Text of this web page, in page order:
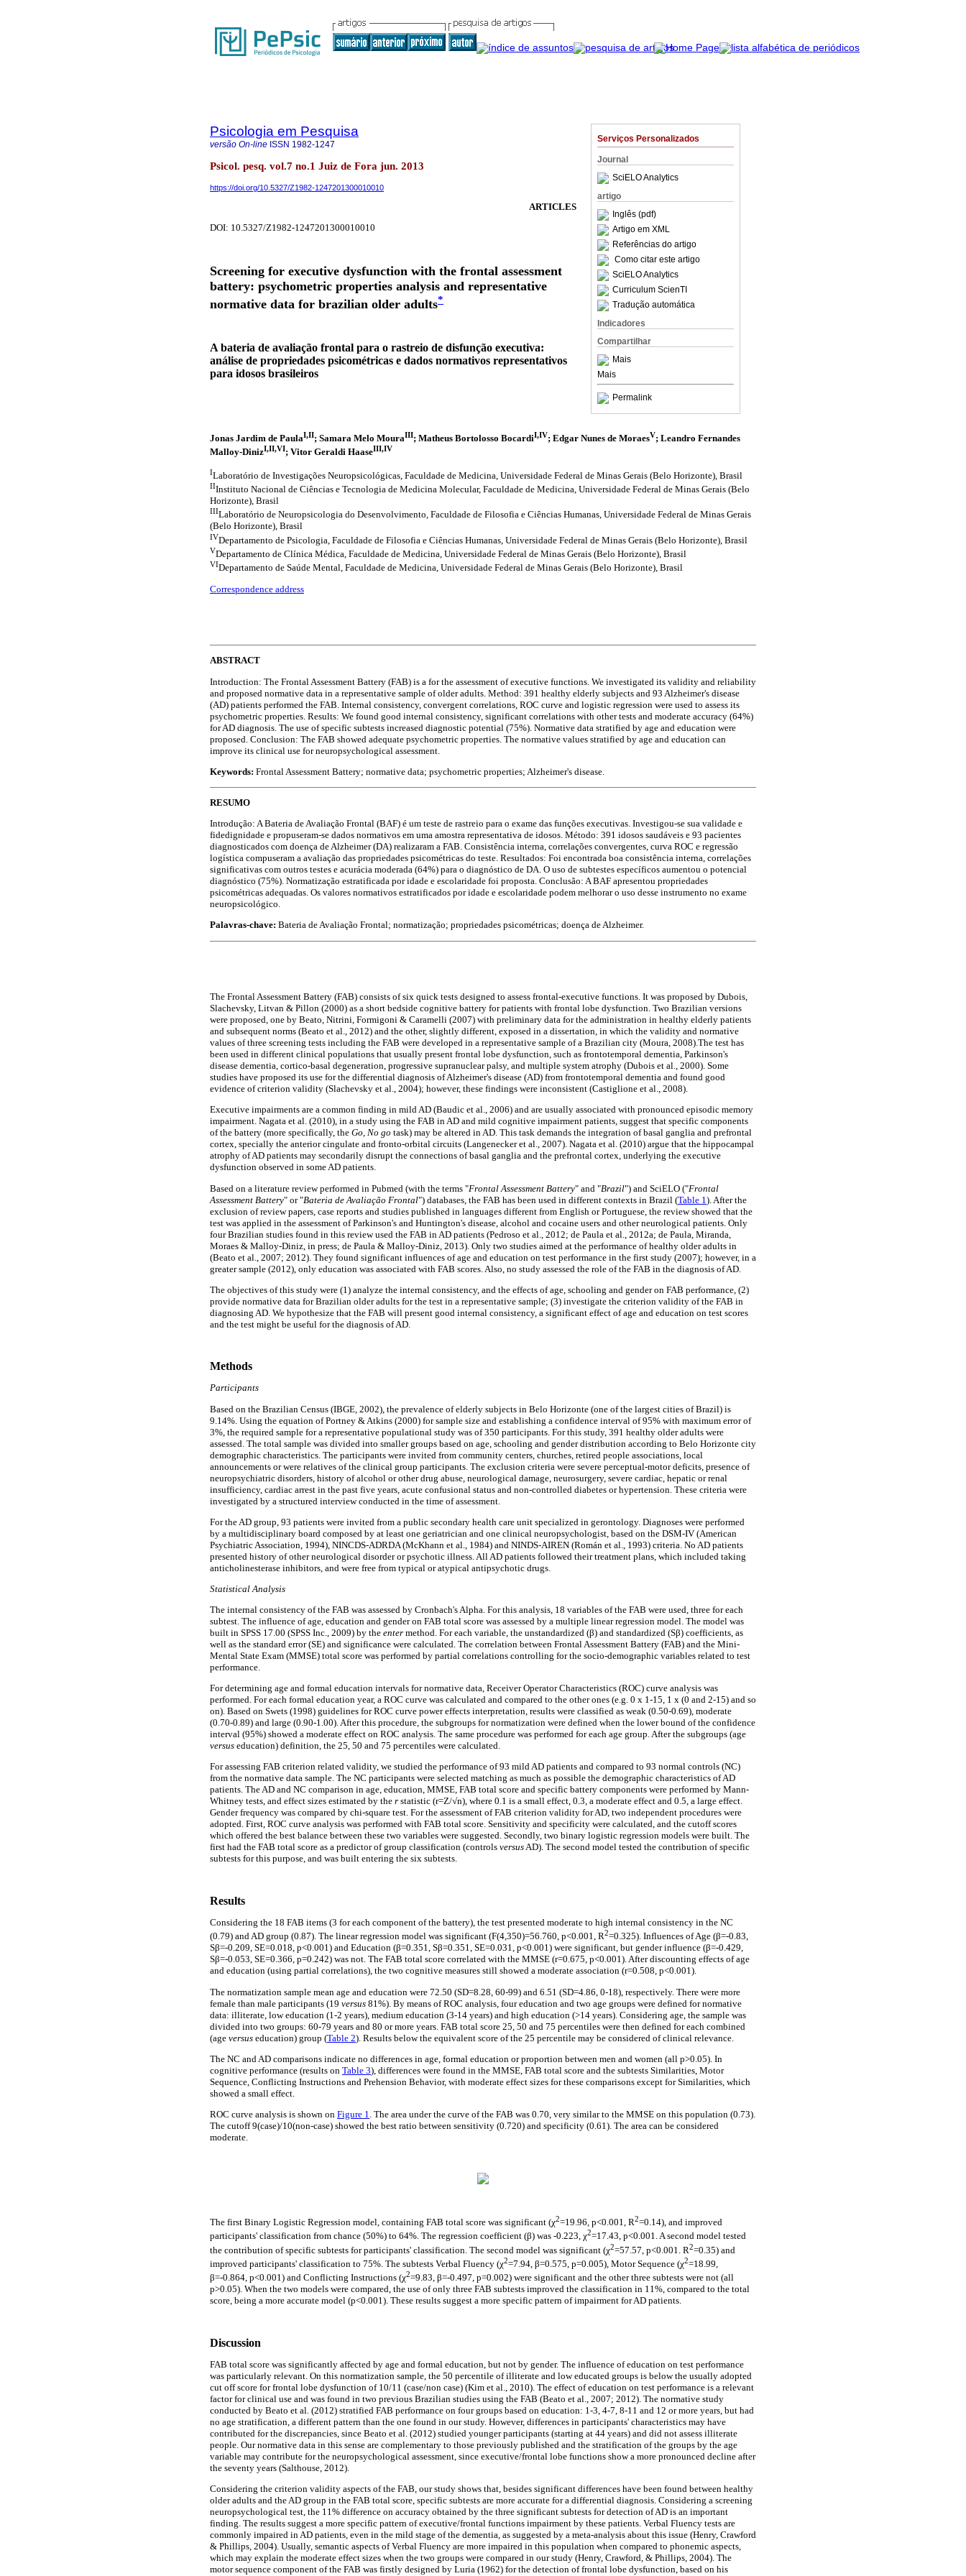
Serviços Personalizados
Journal
SciELO Analytics
artigo
Inglês (pdf)
Artigo em XML
Referências do artigo
Como citar este artigo
SciELO Analytics
Curriculum ScienTI
Tradução automática
Indicadores
Compartilhar
Mais
Mais
Permalink
Psicologia em Pesquisa
versão On-line ISSN 1982-1247
Psicol. pesq. vol.7 no.1 Juiz de Fora jun. 2013
https://doi.org/10.5327/Z1982-1247201300010010
ARTICLES
DOI: 10.5327/Z1982-1247201300010010
Screening for executive dysfunction with the frontal assessment
battery: psychometric properties analysis and representative
normative data for brazilian older adults*
A bateria de avaliação frontal para o rastreio de disfunção executiva:
análise de propriedades psicométricas e dados normativos representativos
para idosos brasileiros
Jonas Jardim de PaulaI,II; Samara Melo MouraIII; Matheus Bortolosso BocardiI,IV; Edgar Nunes de MoraesV; Leandro Fernandes
Malloy-DinizI,II,VI; Vitor Geraldi HaaseIII,IV
ILaboratório de Investigações Neuropsicológicas, Faculdade de Medicina, Universidade Federal de Minas Gerais (Belo Horizonte), Brasil
IIInstituto Nacional de Ciências e Tecnologia de Medicina Molecular, Faculdade de Medicina, Universidade Federal de Minas Gerais (Belo
Horizonte), Brasil
IIILaboratório de Neuropsicologia do Desenvolvimento, Faculdade de Filosofia e Ciências Humanas, Universidade Federal de Minas Gerais
(Belo Horizonte), Brasil
IVDepartamento de Psicologia, Faculdade de Filosofia e Ciências Humanas, Universidade Federal de Minas Gerais (Belo Horizonte), Brasil
VDepartamento de Clínica Médica, Faculdade de Medicina, Universidade Federal de Minas Gerais (Belo Horizonte), Brasil
VIDepartamento de Saúde Mental, Faculdade de Medicina, Universidade Federal de Minas Gerais (Belo Horizonte), Brasil
Correspondence address
ABSTRACT
Introduction: The Frontal Assessment Battery (FAB) is a for the assessment of executive functions. We investigated its validity and reliability
and proposed normative data in a representative sample of older adults. Method: 391 healthy elderly subjects and 93 Alzheimer's disease
(AD) patients performed the FAB. Internal consistency, convergent correlations, ROC curve and logistic regression were used to assess its
psychometric properties. Results: We found good internal consistency, significant correlations with other tests and moderate accuracy (64%)
for AD diagnosis. The use of specific subtests increased diagnostic potential (75%). Normative data stratified by age and education were
proposed. Conclusion: The FAB showed adequate psychometric properties. The normative values stratified by age and education can
improve its clinical use for neuropsychological assessment.
Keywords: Frontal Assessment Battery; normative data; psychometric properties; Alzheimer's disease.
RESUMO
Introdução: A Bateria de Avaliação Frontal (BAF) é um teste de rastreio para o exame das funções executivas. Investigou-se sua validade e
fidedignidade e propuseram-se dados normativos em uma amostra representativa de idosos. Método: 391 idosos saudáveis e 93 pacientes
diagnosticados com doença de Alzheimer (DA) realizaram a FAB. Consistência interna, correlações convergentes, curva ROC e regressão
logística compuseram a avaliação das propriedades psicométricas do teste. Resultados: Foi encontrada boa consistência interna, correlações
significativas com outros testes e acurácia moderada (64%) para o diagnóstico de DA. O uso de subtestes específicos aumentou o potencial
diagnóstico (75%). Normatização estratificada por idade e escolaridade foi proposta. Conclusão: A BAF apresentou propriedades
psicométricas adequadas. Os valores normativos estratificados por idade e escolaridade podem melhorar o uso desse instrumento no exame
neuropsicológico.
Palavras-chave: Bateria de Avaliação Frontal; normatização; propriedades psicométricas; doença de Alzheimer.
The Frontal Assessment Battery (FAB) consists of six quick tests designed to assess frontal-executive functions. It was proposed by Dubois,
Slachevsky, Litvan & Pillon (2000) as a short bedside cognitive battery for patients with frontal lobe dysfunction. Two Brazilian versions
were proposed, one by Beato, Nitrini, Formigoni & Caramelli (2007) with preliminary data for the administration in healthy elderly patients
and subsequent norms (Beato et al., 2012) and the other, slightly different, exposed in a dissertation, in which the validity and normative
values of three screening tests including the FAB were developed in a representative sample of a Brazilian city (Moura, 2008).The test has
been used in different clinical populations that usually present frontal lobe dysfunction, such as frontotemporal dementia, Parkinson's
disease dementia, cortico-basal degeneration, progressive supranuclear palsy, and multiple system atrophy (Dubois et al., 2000). Some
studies have proposed its use for the differential diagnosis of Alzheimer's disease (AD) from frontotemporal dementia and found good
evidence of criterion validity (Slachevsky et al., 2004); however, these findings were inconsistent (Castiglione et al., 2008).
Executive impairments are a common finding in mild AD (Baudic et al., 2006) and are usually associated with pronounced episodic memory
impairment. Nagata et al. (2010), in a study using the FAB in AD and mild cognitive impairment patients, suggest that specific components
of the battery (more specifically, the Go, No go task) may be altered in AD. This task demands the integration of basal ganglia and prefrontal
cortex, specially the anterior cingulate and fronto-orbital circuits (Langenecker et al., 2007). Nagata et al. (2010) argue that the hippocampal
atrophy of AD patients may secondarily disrupt the connections of basal ganglia and the prefrontal cortex, underlying the executive
dysfunction observed in some AD patients.
Based on a literature review performed in Pubmed (with the terms "Frontal Assessment Battery" and "Brazil") and SciELO ("Frontal
Assessment Battery" or "Bateria de Avaliação Frontal") databases, the FAB has been used in different contexts in Brazil (Table 1 ). After the
exclusion of review papers, case reports and studies published in languages different from English or Portuguese, the review showed that the
test was applied in the assessment of Parkinson's and Huntington's disease, alcohol and cocaine users and other neurological patients. Only
four Brazilian studies found in this review used the FAB in AD patients (Pedroso et al., 2012; de Paula et al., 2012a; de Paula, Miranda,
Moraes & Malloy-Diniz, in press; de Paula & Malloy-Diniz, 2013). Only two studies aimed at the performance of healthy older adults in
(Beato et al., 2007; 2012). They found significant influences of age and education on test performance in the first study (2007); however, in a
greater sample (2012), only education was associated with FAB scores. Also, no study assessed the role of the FAB in the diagnosis of AD.
The objectives of this study were (1) analyze the internal consistency, and the effects of age, schooling and gender on FAB performance, (2)
provide normative data for Brazilian older adults for the test in a representative sample; (3) investigate the criterion validity of the FAB in
diagnosing AD. We hypothesize that the FAB will present good internal consistency, a significant effect of age and education on test scores
and the test might be useful for the diagnosis of AD.
Methods
Participants
Based on the Brazilian Census (IBGE, 2002), the prevalence of elderly subjects in Belo Horizonte (one of the largest cities of Brazil) is
9.14%. Using the equation of Portney & Atkins (2000) for sample size and establishing a confidence interval of 95% with maximum error of
3%, the required sample for a representative populational study was of 350 participants. For this study, 391 healthy older adults were
assessed. The total sample was divided into smaller groups based on age, schooling and gender distribution according to Belo Horizonte city
demographic characteristics. The participants were invited from community centers, churches, retired people associations, local
announcements or were relatives of the clinical group participants. The exclusion criteria were severe perceptual-motor deficits, presence of
neuropsychiatric disorders, history of alcohol or other drug abuse, neurological damage, neurosurgery, severe cardiac, hepatic or renal
insufficiency, cardiac arrest in the past five years, acute confusional status and non-controlled diabetes or hypertension. These criteria were
investigated by a structured interview conducted in the time of assessment.
For the AD group, 93 patients were invited from a public secondary health care unit specialized in gerontology. Diagnoses were performed
by a multidisciplinary board composed by at least one geriatrician and one clinical neuropsychologist, based on the DSM-IV (American
Psychiatric Association, 1994), NINCDS-ADRDA (McKhann et al., 1984) and NINDS-AIREN (Román et al., 1993) criteria. No AD patients
presented history of other neurological disorder or psychotic illness. All AD patients followed their treatment plans, which included taking
anticholinesterase inhibitors, and were free from typical or atypical antipsychotic drugs.
Statistical Analysis
The internal consistency of the FAB was assessed by Cronbach's Alpha. For this analysis, 18 variables of the FAB were used, three for each
subtest. The influence of age, education and gender on FAB total score was assessed by a multiple linear regression model. The model was
built in SPSS 17.00 (SPSS Inc., 2009) by the enter method. For each variable, the unstandardized (β) and standardized (Sβ) coefficients, as
well as the standard error (SE) and significance were calculated. The correlation between Frontal Assessment Battery (FAB) and the Mini-
Mental State Exam (MMSE) total score was performed by partial correlations controlling for the socio-demographic variables related to test
performance.
For determining age and formal education intervals for normative data, Receiver Operator Characteristics (ROC) curve analysis was
performed. For each formal education year, a ROC curve was calculated and compared to the other ones (e.g. 0 x 1-15, 1 x (0 and 2-15) and so
on). Based on Swets (1998) guidelines for ROC curve power effects interpretation, results were classified as weak (0.50-0.69), moderate
(0.70-0.89) and large (0.90-1.00). After this procedure, the subgroups for normatization were defined when the lower bound of the confidence
interval (95%) showed a moderate effect on ROC analysis. The same procedure was performed for each age group. After the subgroups (age
versus education) definition, the 25, 50 and 75 percentiles were calculated.
For assessing FAB criterion related validity, we studied the performance of 93 mild AD patients and compared to 93 normal controls (NC)
from the normative data sample. The NC participants were selected matching as much as possible the demographic characteristics of AD
patients. The AD and NC comparison in age, education, MMSE, FAB total score and specific battery components were performed by Mann-
Whitney tests, and effect sizes estimated by the r statistic (r=Z/√n), where 0.1 is a small effect, 0.3, a moderate effect and 0.5, a large effect.
Gender frequency was compared by chi-square test. For the assessment of FAB criterion validity for AD, two independent procedures were
adopted. First, ROC curve analysis was performed with FAB total score. Sensitivity and specificity were calculated, and the cutoff scores
which offered the best balance between these two variables were suggested. Secondly, two binary logistic regression models were built. The
first had the FAB total score as a predictor of group classification (controls versusAD). The second model tested the contribution of specific
subtests for this purpose, and was built entering the six subtests.
Results
Considering the 18 FAB items (3 for each component of the battery), the test presented moderate to high internal consistency in the NC
(0.79) and AD group (0.87). The linear regression model was significant (F(4,350)=56.760, p<0.001, R2=0.325). Influences of Age (β=-0.83,
Sβ=-0.209, SE=0.018, p<0.001) and Education (β=0.351, Sβ=0.351, SE=0.031, p<0.001) were significant, but gender influence (β=-0.429,
Sβ=-0.053, SE=0.366, p=0.242) was not. The FAB total score correlated with the MMSE (r=0.675, p<0.001). After discounting effects of age
and education (using partial correlations), the two cognitive measures still showed a moderate association (r=0.508, p<0.001).
The normatization sample mean age and education were 72.50 (SD=8.28, 60-99) and 6.51 (SD=4.86, 0-18), respectively. There were more
female than male participants (19 versus 81%). By means of ROC analysis, four education and two age groups were defined for normative
data: illiterate, low education (1-2 years), medium education (3-14 years) and high education (>14 years). Considering age, the sample was
divided into two groups: 60-79 years and 80 or more years. FAB total score 25, 50 and 75 percentiles were then defined for each combined
(age versus education) group (Table 2). Results below the equivalent score of the 25 percentile may be considered of clinical relevance.
The NC and AD comparisons indicate no differences in age, formal education or proportion between men and women (all p>0.05). In
cognitive performance (results on Table 3), differences were found in the MMSE, FAB total score and the subtests Similarities, Motor
Sequence, Conflicting Instructions and Prehension Behavior, with moderate effect sizes for these comparisons except for Similarities, which
showed a small effect.
ROC curve analysis is shown on Figure 1 . The area under the curve of the FAB was 0.70, very similar to the MMSE on this population (0.73).
The cutoff 9(case)/10(non-case) showed the best ratio between sensitivity (0.720) and specificity (0.61). The area can be considered
moderate.
The first Binary Logistic Regression model, containing FAB total score was significant (χ2=19.96, p<0.001, R2=0.14), and improved
participants' classification from chance (50%) to 64%. The regression coefficient (β) was -0.223, χ2=17.43, p<0.001. A second model tested
the contribution of specific subtests for participants' classification. The second model was significant (χ2=57.57, p<0.001. R2=0.35) and
improved participants' classification to 75%. The subtests Verbal Fluency (χ2=7.94, β=0.575, p=0.005), Motor Sequence (χ2=18.99,
β=-0.864, p<0.001) and Conflicting Instructions (χ2=9.83, β=-0.497, p=0.002) were significant and the other three subtests were not (all
p>0.05). When the two models were compared, the use of only three FAB subtests improved the classification in 11%, compared to the total
score, being a more accurate model (p<0.001). These results suggest a more specific pattern of impairment for AD patients.
Discussion
FAB total score was significantly affected by age and formal education, but not by gender. The influence of education on test performance
was particularly relevant. On this normatization sample, the 50 percentile of illiterate and low educated groups is below the usually adopted
cut off score for frontal lobe dysfunction of 10/11 (case/non case) (Kim et al., 2010). The effect of education on test performance is a relevant
factor for clinical use and was found in two previous Brazilian studies using the FAB (Beato et al., 2007; 2012). The normative study
conducted by Beato et al (2012) stratified FAB performance on four groups based on education: 1-3, 4-7, 8-11 and 12 or more years, but had
no age stratification, a different pattern than the one found in our study. However, differences in participants' characteristics may have
contributed for the discrepancies, since Beato et al. (2012) studied younger participants (starting at 44 years) and did not assess illiterate
people. Our normative data in this sense are complementary to those previously published and the stratification of the groups by the age
variable may contribute for the neuropsychological assessment, since executive/frontal lobe functions show a more pronounced decline after
the seventy years (Salthouse, 2012).
Considering the criterion validity aspects of the FAB, our study shows that, besides significant differences have been found between healthy
older adults and the AD group in the FAB total score, specific subtests are more accurate for a differential diagnosis. Considering a screening
neuropsychological test, the 11% difference on accuracy obtained by the three significant subtests for detection of AD is an important
finding. The results suggest a more specific pattern of executive/frontal functions impairment by these patients. Verbal Fluency tests are
commonly impaired in AD patients, even in the mild stage of the dementia, as suggested by a meta-analysis about this issue (Henry, Crawford
& Phillips, 2004). Usually, semantic aspects of Verbal Fluency are more impaired in this population when compared to phonemic aspects,
which may explain the moderate effect sizes when the two groups were compared in our study (Henry, Crawford, & Phillips, 2004). The
motor sequence component of the FAB was firstly designed by Luria (1962) for the detection of frontal lobe dysfunction, based on his